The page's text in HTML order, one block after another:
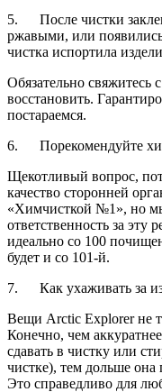
5. После чистки
ржавыми, или
чистка испортила
Обязательно свяжитесь
восстановить.
постараемся.
6. Порекомендуйте
Щекотливый вопрос,
качество сторонней
«Химчисткой №1», но
ответственность за
идеально со 100
будет и со 101-й.
7. Как ухаживать за
Вещи Arctic Explorer не
Конечно, чем
сдавать в чистку или
чистке), тем дольше она
Это справедливо для